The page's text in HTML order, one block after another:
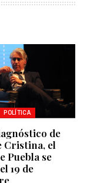
POLÍTICA
de
Cristina, el
Puebla se
19 de